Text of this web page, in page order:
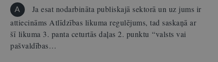
A
Ja esat nodarbināta publiskajā sektorā un uz jums ir
attiecināms Atlīdzības likuma regulējums, tad saskaņā ar
šī likuma 3. panta ceturtās daļas 2. punktu “valsts vai
pašvaldības…